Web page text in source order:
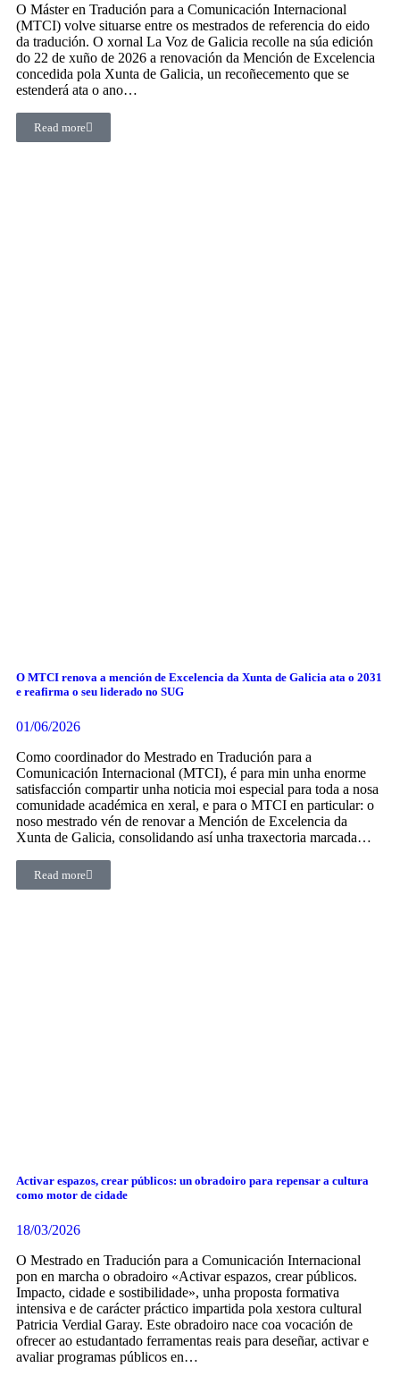
O Máster en Tradución para a Comunicación Internacional
(MTCI) volve situarse entre os mestrados de referencia do eido
da tradución. O xornal La Voz de Galicia recolle na súa edición
do 22 de xuño de 2026 a renovación da Mención de Excelencia
concedida pola Xunta de Galicia, un recoñecemento que se
estenderá ata o ano…
Read more
O MTCI renova a mención de Excelencia da Xunta de Galicia ata o 2031
e reafirma o seu liderado no SUG
01/06/2026
Como coordinador do Mestrado en Tradución para a
Comunicación Internacional (MTCI), é para min unha enorme
satisfacción compartir unha noticia moi especial para toda a nosa
comunidade académica en xeral, e para o MTCI en particular: o
noso mestrado vén de renovar a Mención de Excelencia da
Xunta de Galicia, consolidando así unha traxectoria marcada…
Read more
Activar espazos, crear públicos: un obradoiro para repensar a cultura
como motor de cidade
18/03/2026
O Mestrado en Tradución para a Comunicación Internacional
pon en marcha o obradoiro «Activar espazos, crear públicos.
Impacto, cidade e sostibilidade», unha proposta formativa
intensiva e de carácter práctico impartida pola xestora cultural
Patricia Verdial Garay. Este obradoiro nace coa vocación de
ofrecer ao estudantado ferramentas reais para deseñar, activar e
avaliar programas públicos en…